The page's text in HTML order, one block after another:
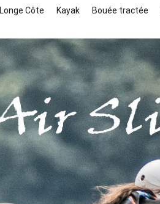
Longe Côte Kayak Bouée tractée